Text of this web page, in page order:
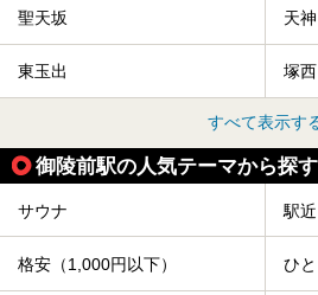
聖天坂 天
東玉出 塚西
すべて表示す
御陵前駅の人気テーマから探す
サウナ 駅
格安（1,000円以下） ひ